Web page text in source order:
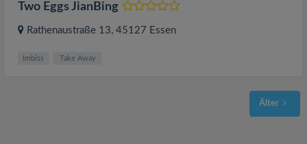
Two Eggs JianBing
Rathenaustraße 13, 45127 Essen
Imbiss Take Away
Älter